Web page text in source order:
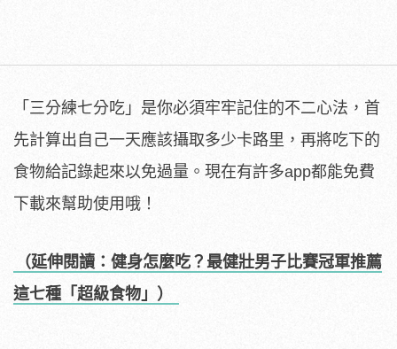
「三分練七分吃」是你必須牢牢記住的不二心法，首
先計算出自己一天應該攝取多少卡路里，再將吃下的
食物給記錄起來以免過量。現在有許多app都能免費
下載來幫助使用哦！
（延伸閱讀：健身怎麼吃？最健壯男子比賽冠軍推薦
這七種「超級食物」）